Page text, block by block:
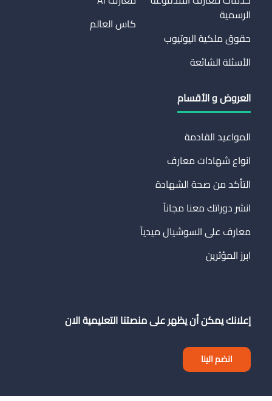
الرسمية
حقوق ملكية اليوتيوب
الأسئلة الشائعة
كاس العالم
العروض و الأقسام
المواعيد القادمة
انواع شهادات معارف
التأكد من صحة الشهادة
انشر دوراتك معنا مجاناً
معارف على السوشيال ميدياً
ابرز المؤثرين
إعلانك يمكن أن يظهر على منصتنا التعليمية الان
انضم الينا